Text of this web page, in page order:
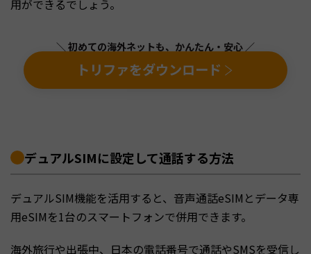
用ができるでしょう。
＼ 初めての海外ネットも、かんたん・安心 ／
トリファをダウンロード
デュアルSIMに設定して通話する方法
デュアルSIM機能を活用すると、音声通話eSIMとデータ専
用eSIMを1台のスマートフォンで併用できます。
海外旅行や出張中、日本の電話番号で通話やSMSを受信し